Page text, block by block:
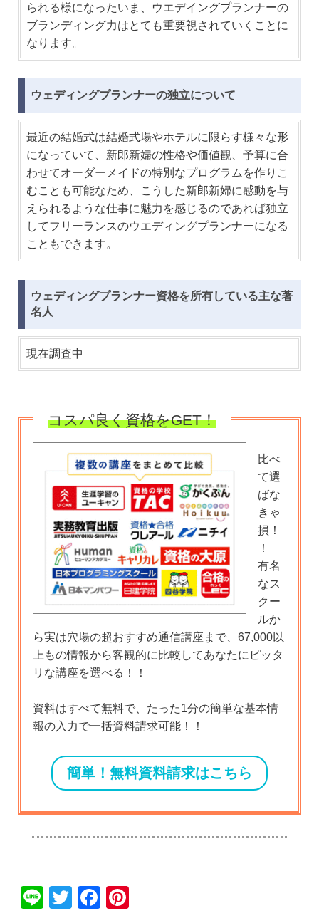
られる様になったいま、ウエデイングプランナーの
ブランディング力はとても重要視されていくことに
なります。
ウェディングプランナーの独立について
最近の結婚式は結婚式場やホテルに限らす様々な形
になっていて、新郎新婦の性格や価値観、予算に合
わせてオーダーメイドの特別なプログラムを作りこ
むことも可能なため、こうした新郎新婦に感動を与
えられるような仕事に魅力を感じるのであれば独立
してフリーランスのウエディングプランナーになる
こともできます。
ウェディングプランナー資格を所有している主な著
名人
現在調査中
コスパ良く資格をGET！
比べ
て選
ばな
きゃ
損！
！
有名
なス
クー
ルか
ら実は穴場の超おすすめ通信講座まで、67,000以
上もの情報から客観的に比較してあなたにピッタ
リな講座を選べる！！
資料はすべて無料で、たった1分の簡単な基本情
報の入力で一括資料請求可能！！
簡単！無料資料請求はこちら
Li
T
F